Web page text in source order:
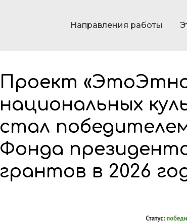
Направления работы
Проект
национальных
стал
Фонда
грантов в 2026